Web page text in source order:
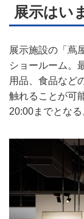
展示はい
展示施設の「蔦
ショールーム。
用品、食品など
触れることが可
20:00までとなる